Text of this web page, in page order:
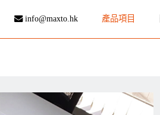
info@maxto.hk 產品項目